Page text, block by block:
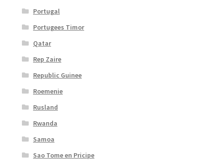
Portugal
Portugees Timor
Qatar
Rep Zaire
Republic Guinee
Roemenie
Rusland
Rwanda
Samoa
Sao Tome en Pricipe